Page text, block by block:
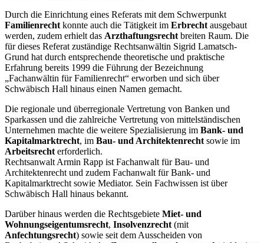
Durch die Einrichtung eines Referats mit dem Schwerpunkt
Familienrecht konnte auch die Tätigkeit im Erbrecht ausgebaut
werden, zudem erhielt das Arzthaftungsrecht breiten Raum. Die
für dieses Referat zuständige Rechtsanwältin Sigrid Lamatsch-
Grund hat durch entsprechende theoretische und praktische
Erfahrung bereits 1999 die Führung der Bezeichnung
„Fachanwältin für Familienrecht“ erworben und sich über
Schwäbisch Hall hinaus einen Namen gemacht.
Die regionale und überregionale Vertretung von Banken und
Sparkassen und die zahlreiche Vertretung von mittelständischen
Unternehmen machte die weitere Spezialisierung im Bank- und
Kapitalmarktrecht, im Bau- und Architektenrecht sowie im
Arbeitsrecht erforderlich.
Rechtsanwalt Armin Rapp ist Fachanwalt für Bau- und
Architektenrecht und zudem Fachanwalt für Bank- und
Kapitalmarktrecht sowie Mediator. Sein Fachwissen ist über
Schwäbisch Hall hinaus bekannt.
Darüber hinaus werden die Rechtsgebiete Miet- und
Wohnungseigentumsrecht, Insolvenzrecht (mit
Anfechtungsrecht) sowie seit dem Ausscheiden von